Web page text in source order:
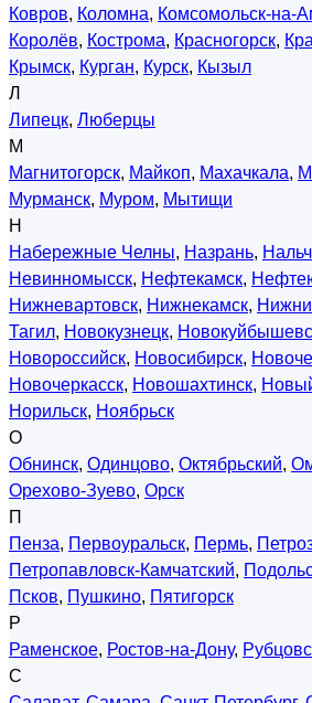
Ковров, Коломна, Комсомольск-на-
Королёв, Кострома, Красногорск,
Крымск, Курган, Курск, Кызыл
Л
Липецк, Люберцы
М
Магнитогорск, Майкоп, Махачкала,
Мурманск, Муром, Мытищи
Н
Набережные Челны, Назрань,
Невинномысск, Нефтекамск,
Нижневартовск, Нижнекамск,
Тагил, Новокузнецк,
Новороссийск, Новосибирск,
Новочеркасск, Новошахтинск,
Норильск, Ноябрьск
О
Обнинск, Одинцово, Октябрьский,
Орехово-Зуево, Орск
П
Пенза, Первоуральск, Пермь,
Петропавловск-Камчатский,
Псков, Пушкино, Пятигорск
Р
Раменское, Ростов-на-Дону,
С